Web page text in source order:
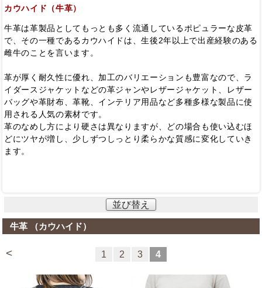
カウハイド（牛革）
牛革は革製品としてもっとも多く流通しているポピュラーな皮革
で、その一種であるカウハイドは、生後2年以上で出産経験のある
雌牛のことを言います。
革が厚く耐久性に優れ、加工のバリエーションも豊富なので、ラ
イダースジャケットなどの革ジャンやレザージャケット、レザー
バッグや革財布、革靴、インテリア用品など多種多様な製品に使
用される人気の素材です。
革のなめし方により硬さは異なりますが、どの場合も使い込むほ
どにツヤが増し、少しずつしっとり柔らかな質感に変化していき
ます。
並び替え
牛革 （カウハイド）
< 1 2 3 4